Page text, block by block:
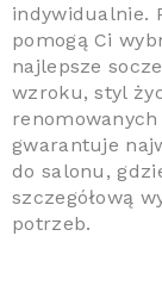
indywidualnie.
pomogą Ci
najlepsze
wzroku, styl
gwarantuje
do salonu,
szczegółową
potrzeb.